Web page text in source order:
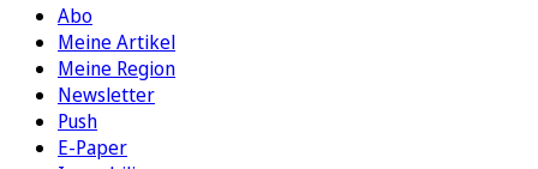
Abo
Meine Artikel
Meine Region
Newsletter
Push
E-Paper